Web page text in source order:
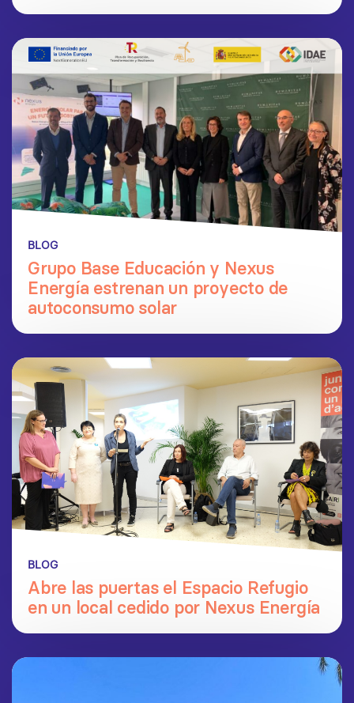
BLOG
Grupo Base Educación y Nexus
Energía estrenan un proyecto de
autoconsumo solar
BLOG
Abre las puertas el Espacio Refugio
en un local cedido por Nexus Energía